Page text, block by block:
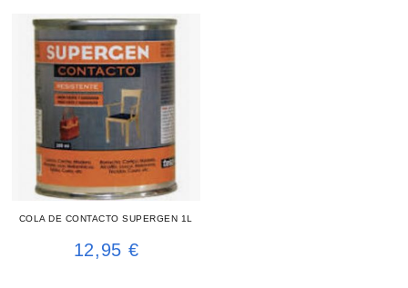
COLA DE CONTACTO SUPERGEN 1L
12,95 €